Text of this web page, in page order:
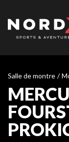
Salle de montre /